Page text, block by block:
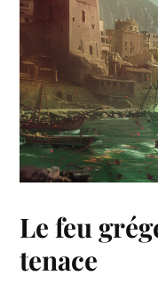
Le feu
tenace